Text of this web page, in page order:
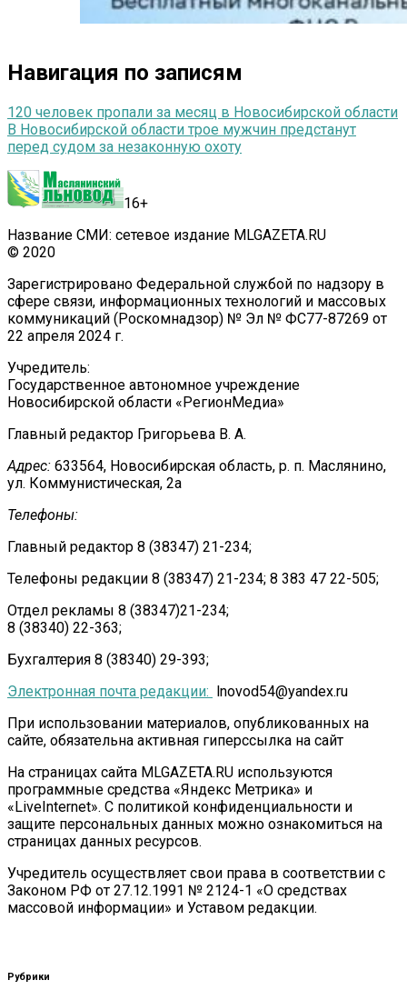
Навигация по записям
120 человек пропали за месяц в Новосибирской области
В Новосибирской области трое мужчин предстанут
перед судом за незаконную охоту
16+
Название СМИ: сетевое издание MLGAZETA.RU
© 2020
Зарегистрировано Федеральной службой по надзору в
сфере связи, информационных технологий и массовых
коммуникаций (Роскомнадзор) № Эл № ФС77-87269 от
22 апреля 2024 г.
Учредитель:
Государственное автономное учреждение
Новосибирской области «РегионМедиа»
Главный редактор Григорьева В. А.
Адрес: 633564, Новосибирская область, р. п. Маслянино,
ул. Коммунистическая, 2а
Телефоны:
Главный редактор 8 (38347) 21-234;
Телефоны редакции 8 (38347) 21-234; 8 383 47 22-505;
Отдел рекламы 8 (38347)21-234;
8 (38340) 22-363;
Бухгалтерия 8 (38340) 29-393;
Электронная почта редакции:
lnovod54@yandex.ru
При использовании материалов, опубликованных на
сайте, обязательна активная гиперссылка на сайт
На страницах сайта MLGAZETA.RU используются
программные средства «Яндекс Метрика» и
«LiveInternet». С политикой конфиденциальности и
защите персональных данных можно ознакомиться на
страницах данных ресурсов.
Учредитель осуществляет свои права в соответствии с
Законом РФ от 27.12.1991 № 2124-1 «О средствах
массовой информации» и Уставом редакции.
Рубрики